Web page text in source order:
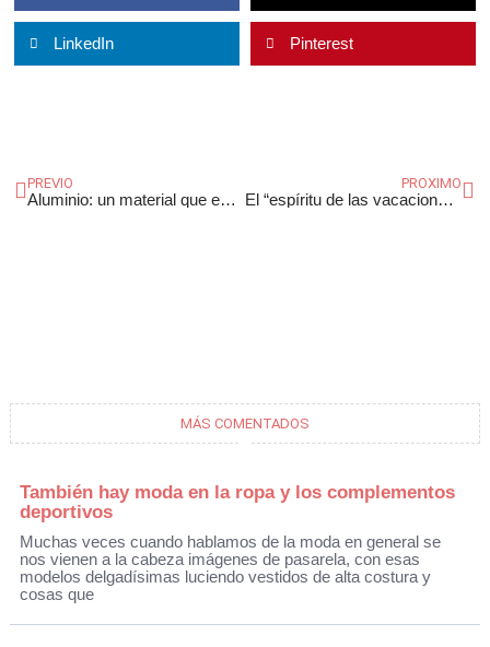
LinkedIn Pinterest
PREVIO
Aluminio: un material que es tendencia en la construcción actual
PROXIMO
El “espíritu de las vacaciones locas”
MÁS COMENTADOS
También hay moda en la ropa y los complementos
deportivos
Muchas veces cuando hablamos de la moda en general se
nos vienen a la cabeza imágenes de pasarela, con esas
modelos delgadísimas luciendo vestidos de alta costura y
cosas que